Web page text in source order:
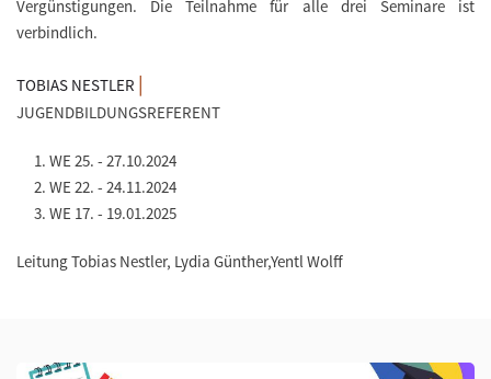
Vergünstigungen. Die Teilnahme für alle drei Seminare ist
verbindlich.
TOBIAS NESTLER |
JUGENDBILDUNGSREFERENT
WE 25. - 27.10.2024
WE 22. - 24.11.2024
WE 17. - 19.01.2025
Leitung Tobias Nestler, Lydia Günther,Yentl Wolff